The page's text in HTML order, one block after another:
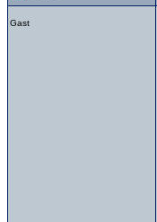
Gast